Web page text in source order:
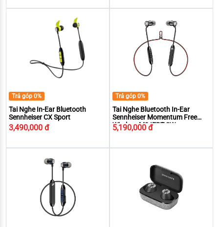
Trả góp 0%
Tai Nghe In-Ear Bluetooth
Sennheiser CX Sport
3,490,000 đ
Trả góp 0%
Tai Nghe Bluetooth In-Ear
Sennheiser Momentum Free
Wireless M2 IEBT SW
5,190,000 đ